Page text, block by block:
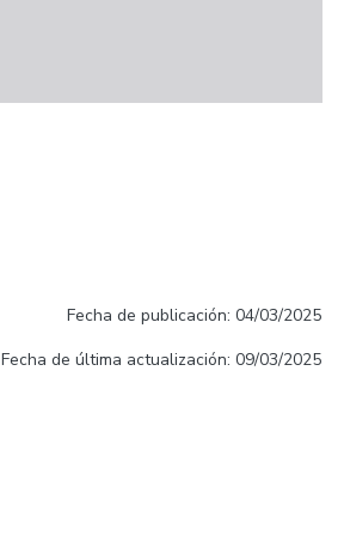
Fecha de publicación: 04/03/2025
Fecha de última actualización: 09/03/2025